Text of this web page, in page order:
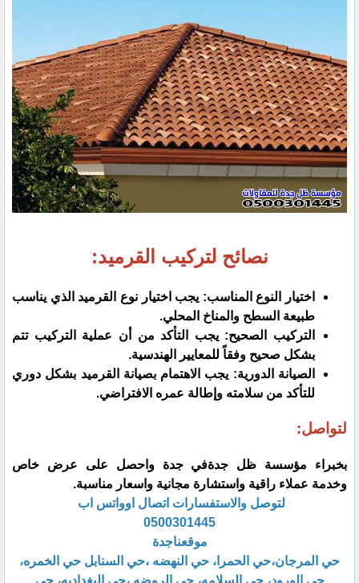
نصائح لتركيب القرميد:
اختيار النوع المناسب: يجب اختيار نوع القرميد الذي يناسب
طبيعة السطح والمناخ المحلي.
التركيب الصحيح: يجب التأكد من أن عملية التركيب تتم
بشكل صحيح وفقاً للمعايير الهندسية.
الصيانة الدورية: يجب الاهتمام بصيانة القرميد بشكل دوري
للتأكد من سلامته وإطالة عمره الافتراضي.
لتواصل:
بخبراء مؤسسة ظل جدةفي جدة واحصل على عرض خاص
وخدمة عملاء راقية واستشارة مجانية واسعار مناسبة.
لتوصل والاستفسارات اتصال اوواتس اب
0500301445
موقعناجدة
حي المرجان،حي الحمرا، حي النهضه ،حي السنابل حي الخمره،
حي الورود، حي السلامه، حي الروضه ،حي البغداديه، حي